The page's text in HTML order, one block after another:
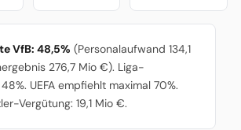
VfB: 48,5% (Personalaufwand 134,1
276,7 Mio €). Liga-
UEFA empfiehlt maximal 70%.
Vergütung: 19,1 Mio €.